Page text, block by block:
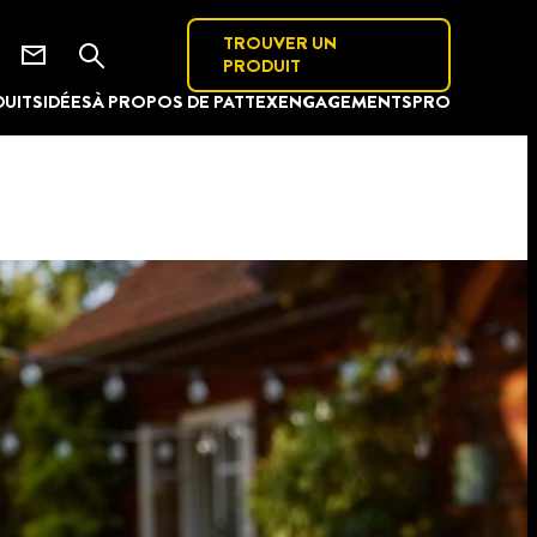
IDÉESÀ PROPOS DE PATTEXENGAGEMENTSPRO
TROUVER UN
PRODUIT